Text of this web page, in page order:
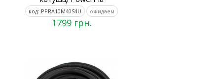
код: PPRA10M40S4U ожидаем
1799 грн.